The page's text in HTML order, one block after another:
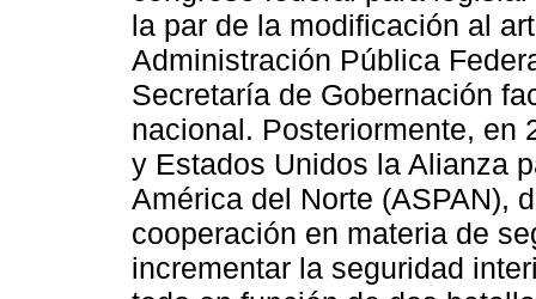
la par de la modificación al
Administración Pública
Secretaría de Gobernación
nacional. Posteriormente, en
y Estados Unidos la Alianza
América del Norte (ASPAN),
cooperación en materia de
incrementar la seguridad